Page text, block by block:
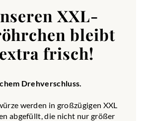
XXL-
bleibt
frisch!
Drehverschluss.
werden in großzügigen XXL
abgefüllt, die nicht nur größer